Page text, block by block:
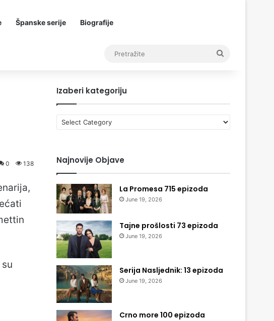
Španske serije Biografije
0 138
Izaberi kategoriju
Izaberi
kategoriju
Najnovije Objave
La Promesa 715 epizoda
June 19, 2026
Tajne prošlosti 73 epizoda
June 19, 2026
Serija Nasljednik: 13 epizoda
June 19, 2026
Crno more 100 epizoda